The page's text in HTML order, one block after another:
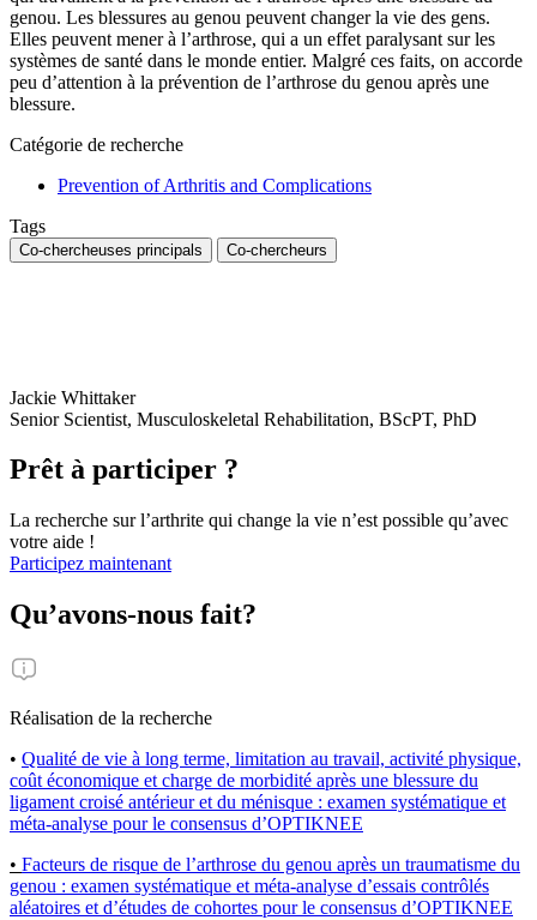
genou. Les blessures au genou peuvent changer la vie des gens.
Elles peuvent mener à l’arthrose, qui a un effet paralysant sur les
systèmes de santé dans le monde entier. Malgré ces faits, on accorde
peu d’attention à la prévention de l’arthrose du genou après une
blessure.
Catégorie de recherche
Prevention of Arthritis and Complications
Tags
Co-chercheuses principals Co-chercheurs
Jackie Whittaker
Senior Scientist, Musculoskeletal Rehabilitation, BScPT, PhD
Prêt à participer ?
La recherche sur l’arthrite qui change la vie n’est possible qu’avec
votre aide !
Participez maintenant
Qu’avons-nous fait?
Réalisation de la recherche
• Qualité de vie à long terme, limitation au travail, activité physique,
coût économique et charge de morbidité après une blessure du
ligament croisé antérieur et du ménisque : examen systématique et
méta-analyse pour le consensus d’OPTIKNEE
• Facteurs de risque de l’arthrose du genou après un traumatisme du
genou : examen systématique et méta-analyse d’essais contrôlés
aléatoires et d’études de cohortes pour le consensus d’OPTIKNEE